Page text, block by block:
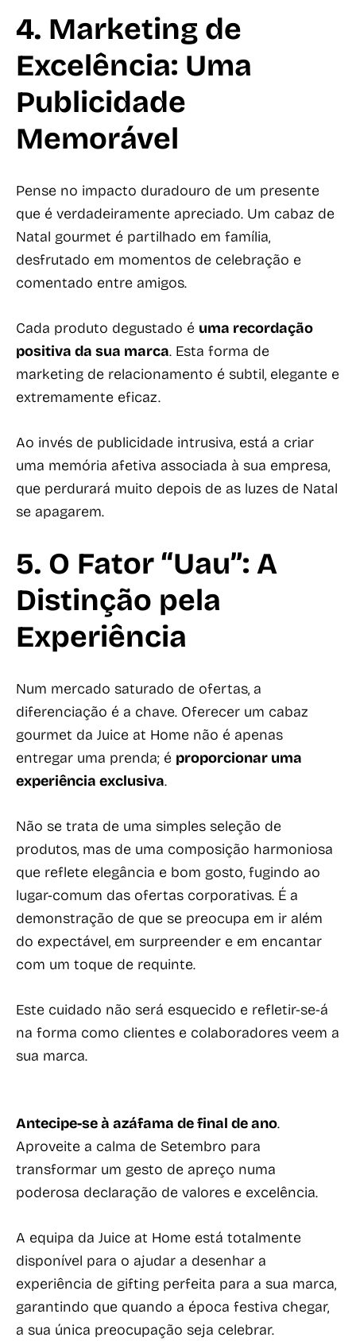
4. Marketing de
Excelência: Uma
Publicidade
Memorável
Pense no impacto duradouro de um presente
que é verdadeiramente apreciado. Um cabaz de
Natal gourmet é partilhado em família,
desfrutado em momentos de celebração e
comentado entre amigos.
Cada produto degustado é uma recordação
positiva da sua marca. Esta forma de
marketing de relacionamento é subtil, elegante e
extremamente eficaz.
Ao invés de publicidade intrusiva, está a criar
uma memória afetiva associada à sua empresa,
que perdurará muito depois de as luzes de Natal
se apagarem.
5. O Fator “Uau”: A
Distinção pela
Experiência
Num mercado saturado de ofertas, a
diferenciação é a chave. Oferecer um cabaz
gourmet da Juice at Home não é apenas
entregar uma prenda; é proporcionar uma
experiência exclusiva.
Não se trata de uma simples seleção de
produtos, mas de uma composição harmoniosa
que reflete elegância e bom gosto, fugindo ao
lugar-comum das ofertas corporativas. É a
demonstração de que se preocupa em ir além
do expectável, em surpreender e em encantar
com um toque de requinte.
Este cuidado não será esquecido e refletir-se-á
na forma como clientes e colaboradores veem a
sua marca.
Antecipe-se à azáfama de final de ano.
Aproveite a calma de Setembro para
transformar um gesto de apreço numa
poderosa declaração de valores e excelência.
A equipa da Juice at Home está totalmente
disponível para o ajudar a desenhar a
experiência de gifting perfeita para a sua marca,
garantindo que quando a época festiva chegar,
a sua única preocupação seja celebrar.